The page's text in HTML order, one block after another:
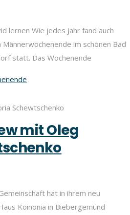
lernen Wie jedes Jahr fand auch
Männerwochenende im schönen Bad
statt. Das Wochenende
mit Oleg
hat in ihrem neu
Koinonia in Biebergemünd